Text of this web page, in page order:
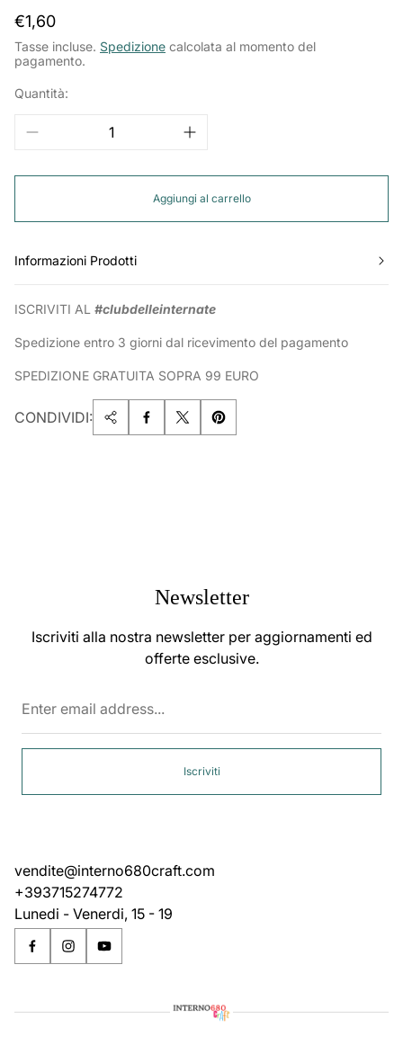
Prezzo
normale
€1,60
Tasse incluse. Spedizione calcolata al momento del
pagamento.
Quantità:
Aggiungi al carrello
Informazioni Prodotti
ISCRIVITI AL #clubdelleinternate
Spedizione entro 3 giorni dal ricevimento del pagamento
SPEDIZIONE GRATUITA SOPRA 99 EURO
CONDIVIDI:
Newsletter
Iscriviti alla nostra newsletter per aggiornamenti ed
offerte esclusive.
Iscriviti
vendite@interno680craft.com
+393715274772
Lunedi - Venerdi, 15 - 19